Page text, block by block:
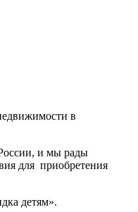
в
и мы рады
для приобретения
детям».